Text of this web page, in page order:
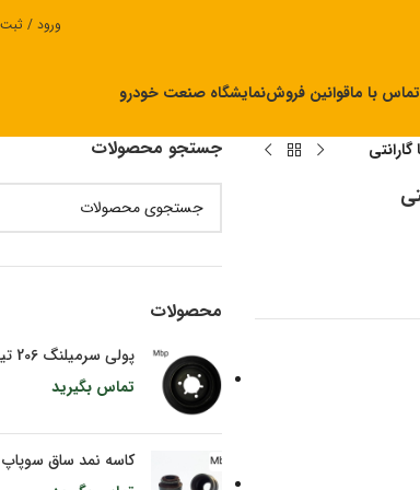
ورود / ثبت
تماس با ماقوانین فروشنمایشگاه صنعت خودرو
جستجو محصولات
محصولات
پولی سرمیلنگ 206 تیپ 5
تماس بگیرید
کاسه نمد ساق سوپاپ 206 تیپ 2